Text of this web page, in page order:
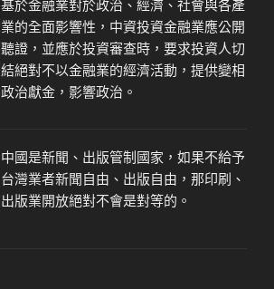
基於金融業對於政治、經濟、社會與各產
業的全面影響性， 中資投資金融業應公開
聽證， 並應於投資審查時，要求投資人切
結絕對不以金融業的經濟活動，提供變相
政治獻金，影響政治。
中國是新聞、出版管制國家，如果不給予
台灣業者新聞自由、出版自由，那印刷、
出版業開放絕對不會是對等的。